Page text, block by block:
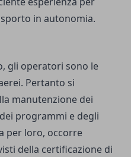
in autonomia.
gli operatori sono le
Pertanto si
manutenzione dei
programmi e degli
per loro, occorre
della certificazione di